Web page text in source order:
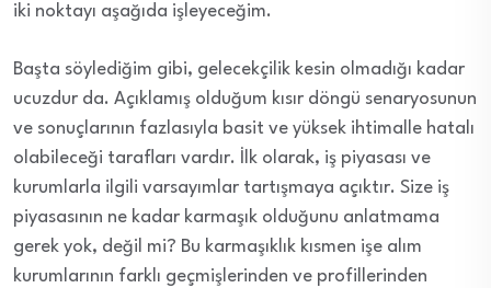
iki noktayı aşağıda işleyeceğim.
Başta söylediğim gibi, gelecekçilik kesin olmadığı kadar
ucuzdur da. Açıklamış olduğum kısır döngü senaryosunun
ve sonuçlarının fazlasıyla basit ve yüksek ihtimalle hatalı
olabileceği tarafları vardır. İlk olarak, iş piyasası ve
kurumlarla ilgili varsayımlar tartışmaya açıktır. Size iş
piyasasının ne kadar karmaşık olduğunu anlatmama
gerek yok, değil mi? Bu karmaşıklık kısmen işe alım
kurumlarının farklı geçmişlerinden ve profillerinden